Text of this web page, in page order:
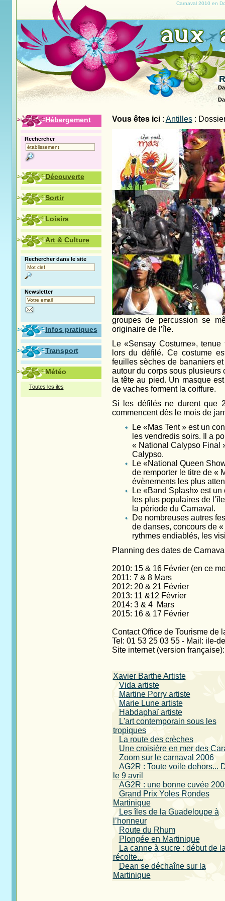
Carnaval 2010 en
Vous êtes ici: Antilles:
groupes de percussion se
originaire de l’île.
Le «Sensay Costume»,
lors du défilé. Ce costume
feuilles sèches de bananiers
autour du corps sous plusieurs
la tête au pied. Un masque
de vaches forment la coiffure.
Si les défilés ne durent que
commencent dès le mois de
Le «Mas Tent » est un
les vendredis soirs. Il a
« National Calypso Final
Calypso.
Le «National Queen
de remporter le titre de «
évènements les plus
Le «Band Splash» est
les plus populaires de
la période du Carnaval.
De nombreuses autres
de danses, concours de
rythmes endiablés, les
Planning des dates de
2010: 15 & 16 Février (en ce
2011: 7 & 8 Mars
2012: 20 & 21 Février
2013: 11 &12 Février
2014: 3 & 4 Mars
2015: 16 & 17 Février
Contact Office de Tourisme de
Tel: 01 53 25 03 55 - Mail: ile-
Site internet (version
Xavier Barthe Artiste
Vida artiste
Martine Porry artiste
Marie Lune artiste
Habdaphaï artiste
L'art contemporain sous les
tropiques
La route des crèches
Une croisière en mer des
Zoom sur le carnaval 2006
AG2R : Toute voile dehors...
le 9 avril
AG2R : une bonne cuvée
Grand Prix Yoles Rondes
Martinique
Les îles de la Guadeloupe à
l’honneur
Route du Rhum
Plongée en Martinique
La canne à sucre : début de
récolte...
Dean se déchaîne sur la
Martinique
Hébergement
Rechercher
Découverte
Sortir
Loisirs
Art & Culture
Rechercher dans le site
Newsletter
Infos pratiques
Transport
Météo
Toutes les iles